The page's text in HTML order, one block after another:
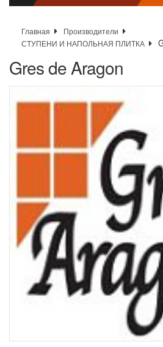
Главная
Производители
СТУПЕНИ И НАПОЛЬНАЯ ПЛИТКА
Gres de Aragon